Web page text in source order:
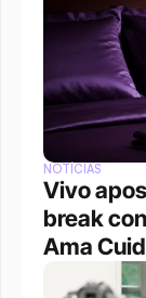
NOTÍCIAS
Vivo
break
Ama